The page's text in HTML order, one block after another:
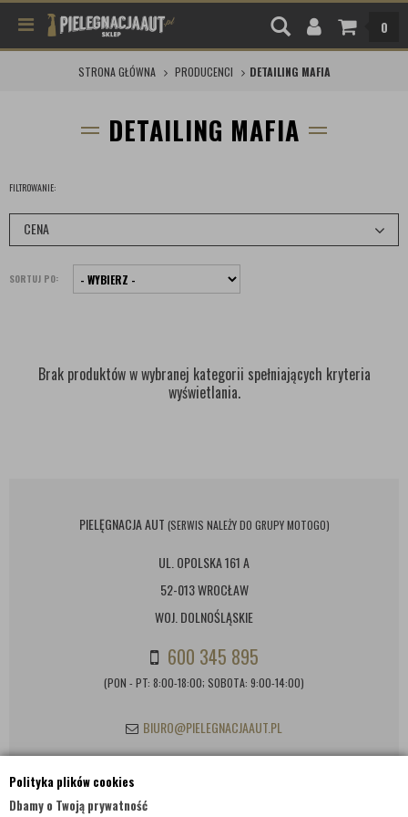
Polityka plików cookies
Dbamy o Twoją prywatność
0
STRONA GŁÓWNA PRODUCENCI DETAILING MAFIA
DETAILING MAFIA
FILTROWANIE:
CENA
SORTUJ PO:
Brak produktów w wybranej kategorii spełniających kryteria
wyświetlania.
PIELĘGNACJA AUT (SERWIS NALEŻY DO GRUPY MOTOGO)
UL. OPOLSKA 161 A
52-013 WROCŁAW
WOJ. DOLNOŚLĄSKIE
600 345 895
(PON - PT: 8:00-18:00; SOBOTA: 9:00-14:00)
BIURO@PIELEGNACJAAUT.PL
INFORMACJE KONTAKTOWE